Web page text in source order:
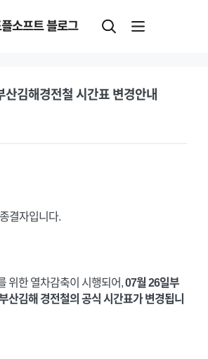
소프트 블로그
산김해경전철 시간표 변경안내
결자입니다.
위한 열차감축이 시행되어,07월 26일부
산김해 경전철의 공식 시간표가 변경됩니